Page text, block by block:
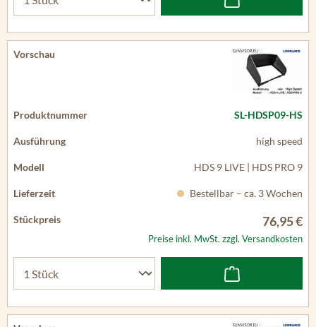
SL-HDSP09-HS
high speed
HDS 9 LIVE | HDS PRO 9
Bestellbar – ca. 3 Wochen
76,95 €
Preise inkl. MwSt. zzgl. Versandkosten